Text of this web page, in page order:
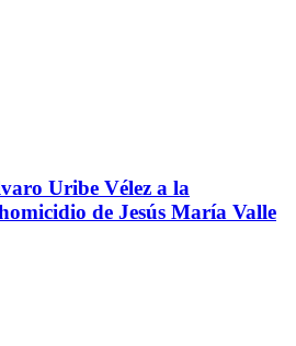
Uribe Vélez a la
de Jesús María Valle